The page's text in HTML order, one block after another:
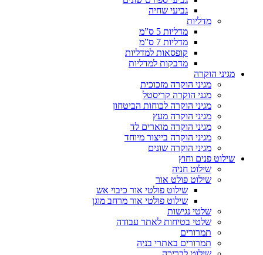
גביעי שחיה
מדליות
מדליות 5 ס”מ
מדליות 7 ס”מ
קופסאות למדליות
מדבקות למדליות
מגיני הוקרה
מגיני הוקרה מזכוכית
מגני הוקרה קריסטל
מגיני הוקרה לכוחות הביטחון
מגיני הוקרה מעץ
מגיני הוקרה מוארים לד
מגיני הוקרה בייצור מיוחד
מגיני הוקרה שונים
שילוט פנים וחוץ
שילוט חניה
שילוט פולט אור
שילוט פולטי אור כיבוי אש
שילוט פולטי אור מרחב מוגן
שלטי נגישות
שלטי בטיחות לאתר עבודה
תמרורים
תמרורים באתרי בניה